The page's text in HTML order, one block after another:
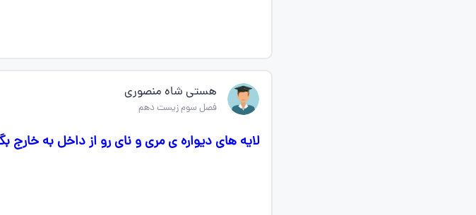
هستی شاه منصوری
فصل سوم زیست دهم
لایه های دیواره ی مری و نای رو از داخل به خارج